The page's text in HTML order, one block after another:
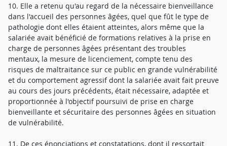
10. Elle a retenu qu'au regard de la nécessaire bienveillance
dans l'accueil des personnes âgées, quel que fût le type de
pathologie dont elles étaient atteintes, alors même que la
salariée avait bénéficié de formations relatives à la prise en
charge de personnes âgées présentant des troubles
mentaux, la mesure de licenciement, compte tenu des
risques de maltraitance sur ce public en grande vulnérabilité
et du comportement agressif dont la salariée avait fait preuve
au cours des jours précédents, était nécessaire, adaptée et
proportionnée à l'objectif poursuivi de prise en charge
bienveillante et sécuritaire des personnes âgées en situation
de vulnérabilité.
11. De ces énonciations et constatations, dont il ressortait